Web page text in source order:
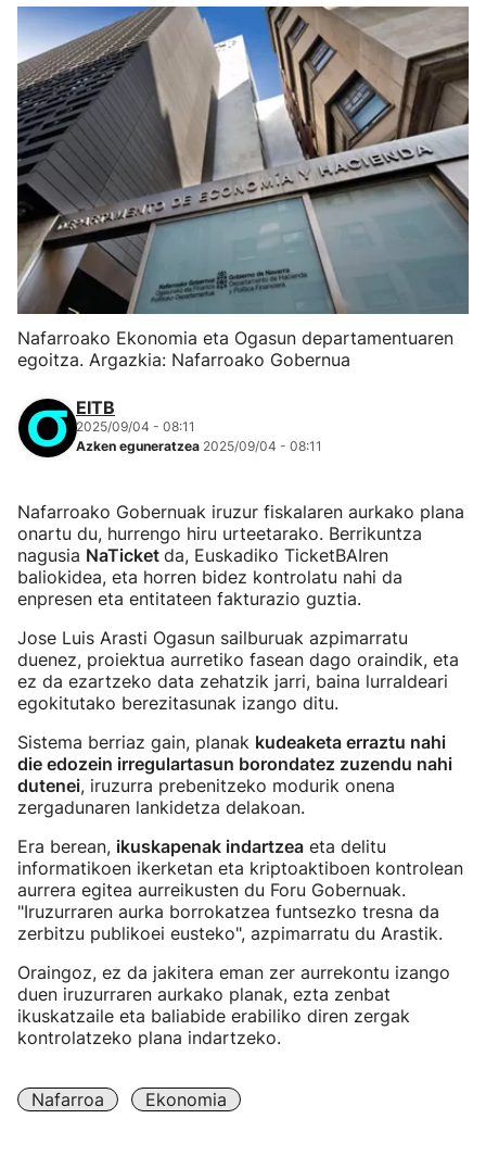
Nafarroako Ekonomia eta Ogasun departamentuaren
egoitza. Argazkia: Nafarroako Gobernua
EITB
2025/09/04 - 08:11
Azken eguneratzea 2025/09/04 - 08:11
Nafarroako Gobernuak iruzur fiskalaren aurkako plana
onartu du, hurrengo hiru urteetarako. Berrikuntza
nagusia NaTicket da, Euskadiko TicketBAIren
baliokidea, eta horren bidez kontrolatu nahi da
enpresen eta entitateen fakturazio guztia.
Jose Luis Arasti Ogasun sailburuak azpimarratu
duenez, proiektua aurretiko fasean dago oraindik, eta
ez da ezartzeko data zehatzik jarri, baina lurraldeari
egokitutako berezitasunak izango ditu.
Sistema berriaz gain, planak kudeaketa erraztu nahi
die edozein irregulartasun borondatez zuzendu nahi
dutenei, iruzurra prebenitzeko modurik onena
zergadunaren lankidetza delakoan.
Era berean, ikuskapenak indartzea eta delitu
informatikoen ikerketan eta kriptoaktiboen kontrolean
aurrera egitea aurreikusten du Foru Gobernuak.
"Iruzurraren aurka borrokatzea funtsezko tresna da
zerbitzu publikoei eusteko", azpimarratu du Arastik.
Oraingoz, ez da jakitera eman zer aurrekontu izango
duen iruzurraren aurkako planak, ezta zenbat
ikuskatzaile eta baliabide erabiliko diren zergak
kontrolatzeko plana indartzeko.
Nafarroa Ekonomia